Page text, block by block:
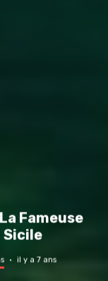
Fameuse
Sicile
· il y a 7 ans